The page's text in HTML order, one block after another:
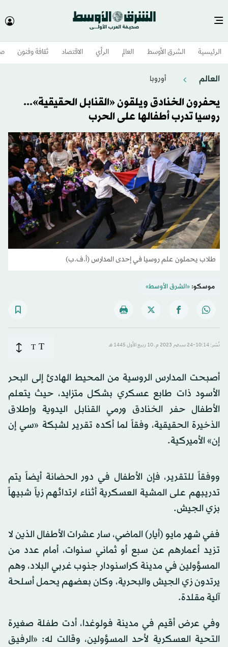
الرئيسية الشرق الأوسط​ العالم الرأي الاقتصاد ثقافة وفنون
العالم أوروبا
يحفرون الخنادق ويلقون «القنابل الحقيقية»...
روسيا تدرب أطفالها على الحرب
طلاب يحملون علم روسيا في إحدى المدارس (أ.ف.ب)
موسكو:«الشرق الأوسط»
نُشر: 10:14-24 سبتمبر 2023 م ـ 10 ربيع الأول 1445 هـ T
T
أصبحت المدارس الروسية من المحيط الهادئ إلى البحر
الأسود ذات طابع عسكري بشكل متزايد، حيث يتعلم
الأطفال حفر الخنادق ورمي القنابل اليدوية وإطلاق
الذخيرة الحقيقية، وفقاً لما أكده تقرير لشبكة «سي إن
إن» الأميركية.
ووفقاً للتقرير، فإن الأطفال في دور الحضانة أيضاً يتم
تدريبهم على المشية العسكرية أثناء ارتدائهم زياً شبيهاً
بزي الجيش.
ففي شهر مايو (أيار) الماضي، سار عشرات الأطفال الذين لا
تزيد أعمارهم عن سبع أو ثماني سنوات، أمام عدد من
المسؤولين في مدينة كراسنودار جنوب غربي البلاد، وهم
يرتدون زي الجيش والبحرية، وكان بعضهم يحمل أسلحة
آلية مقلدة.
وفي عرض أقيم في مدينة فولوغدا، أدت طفلة صغيرة
التحية العسكرية لأحد المسؤولين، وقالت له: «الرفيق